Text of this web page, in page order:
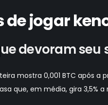
de jogar
devoram
mostra 0,001 BTC após a
que, em média, gira 3,5%